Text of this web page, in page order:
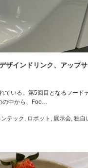
ザインドリンク、アップ
ている。第5回目となるフード
の中から、Foo…
テック , ロボット , 展示会, 独自